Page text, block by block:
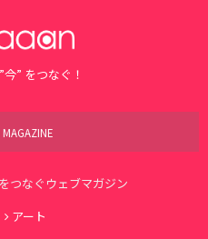
” をつなぐ！
MAGAZINE
つなぐウェブマガジン
アート